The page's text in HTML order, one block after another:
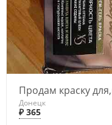
Продам краску
Донецк
₽ 365